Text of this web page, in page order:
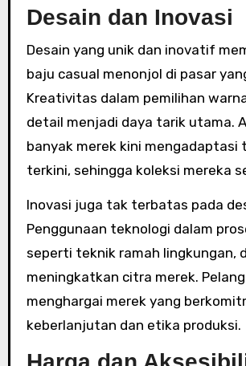
Desain dan Inovasi
Desain yang unik dan inovatif
baju casual menonjol di pasar
Kreativitas dalam pemilihan
detail menjadi daya tarik utama.
banyak merek kini mengadaptasi
terkini, sehingga koleksi mereka
Inovasi juga tak terbatas pada
Penggunaan teknologi dalam
seperti teknik ramah lingkungan,
meningkatkan citra merek.
menghargai merek yang
keberlanjutan dan etika produksi.